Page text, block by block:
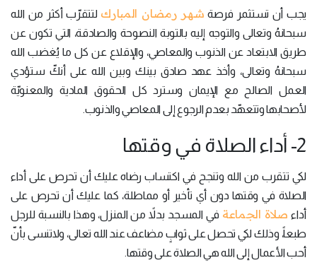
يجب أن تستثمر فرصة شهر رمضان المبارك لتتقرّب أكثر من الله
سبحانهُ وتعالى والتوجه إليه بالتوبة النصوحة والصادقة، التي تكون عن
طريق الابتعاد عن الذنوب والمعاصي، والإقلاع عن كل ما يُغضب الله
سبحانهُ وتعالى، وأخذ عهد صادق بينك وبين الله على أنكّ ستؤدي
العمل الصالح مع الإيمان وسترد كل الحقوق المادية والمعنويّة
لأصحابها وتتعهّد بعدم الرجوع إلى المعاصي والذنوب.
2- أداء الصلاة في وقتها
لكي تتقرب من الله وتنجح في اكتساب رضاه عليك أن تحرص على أداء
الصلاة في وقتها دون أي تأخير أو مماطلة، كما عليك أن تحرص على
أداء صلاة الجماعة في المسجد بدلاً من المنزل، وهذا بالنسبة للرجل
طبعاً، وذلك لكي تحصل على ثوابٍ مضاعف عند الله تعالى، ولاتنسى بأنّ
أحب الأعمال إلى الله هي الصلاة على وقتها.